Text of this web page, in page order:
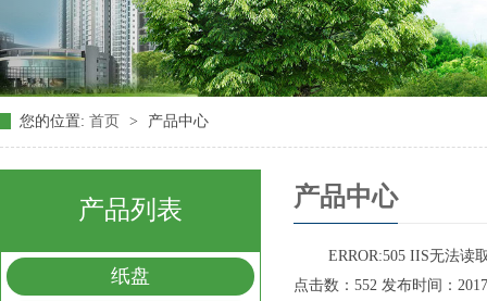
您的位置: 首页 > 产品中心
产品列表
纸盘
产品中心
ERROR:505 IIS无法读取
点击数：552 发布时间：